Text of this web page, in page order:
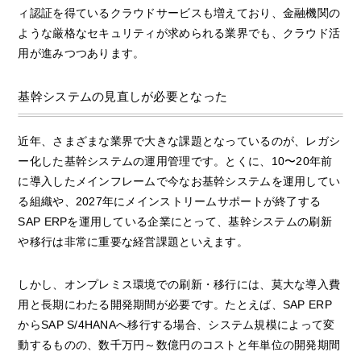
ィ認証を得ているクラウドサービスも増えており、金融機関の
ような厳格なセキュリティが求められる業界でも、クラウド活
用が進みつつあります。
基幹システムの見直しが必要となった
近年、さまざまな業界で大きな課題となっているのが、レガシ
ー化した基幹システムの運用管理です。とくに、10〜20年前
に導入したメインフレームで今なお基幹システムを運用してい
る組織や、2027年にメインストリームサポートが終了する
SAP ERPを運用している企業にとって、基幹システムの刷新
や移行は非常に重要な経営課題といえます。
しかし、オンプレミス環境での刷新・移行には、莫大な導入費
用と長期にわたる開発期間が必要です。たとえば、SAP ERP
からSAP S/4HANAへ移行する場合、システム規模によって変
動するものの、数千万円～数億円のコストと年単位の開発期間